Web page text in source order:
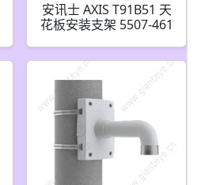
安讯士 AXIS T91B51 天
花板安装支架 5507-461